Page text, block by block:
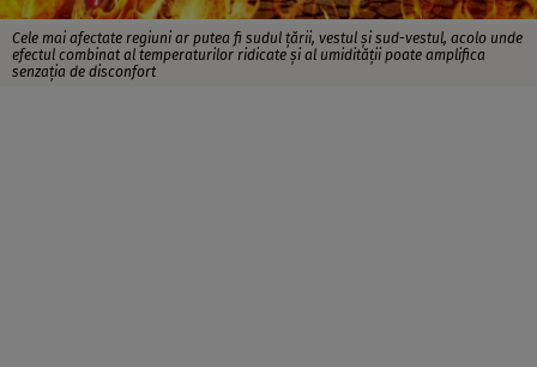
Cele mai afectate regiuni ar putea fi sudul țării, vestul și sud-vestul, acolo unde
efectul combinat al temperaturilor ridicate și al umidității poate amplifica
senzația de disconfort